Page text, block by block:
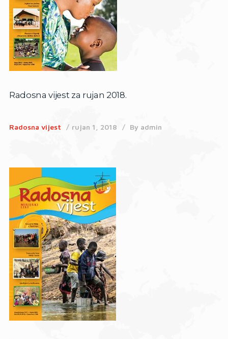
Radosna vijest za rujan 2018.
Radosna vijest rujan 1, 2018 By admin